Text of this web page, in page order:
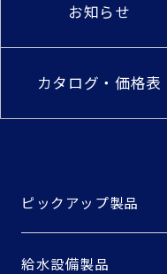
お知らせ
カタログ・価格表
ピックアップ製品
給水設備製品